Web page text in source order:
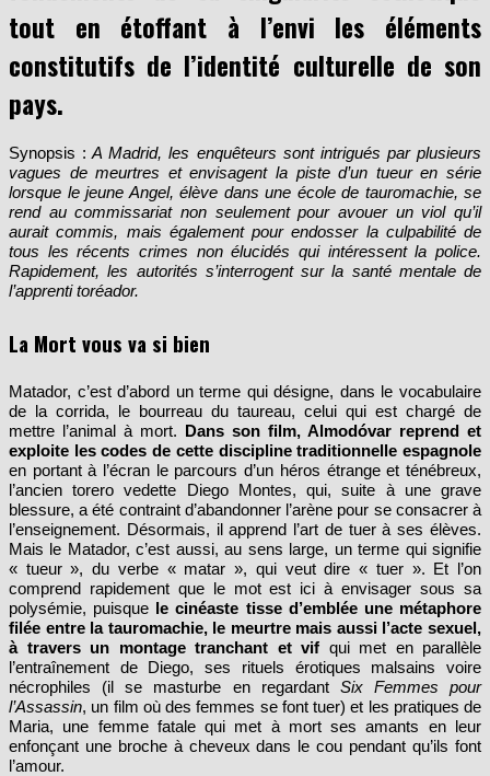
tout en étoffant à l’envi les éléments
constitutifs de l’identité culturelle de son
pays.
Synopsis : A Madrid, les enquêteurs sont intrigués par plusieurs
vagues de meurtres et envisagent la piste d’un tueur en série
lorsque le jeune Angel, élève dans une école de tauromachie, se
rend au commissariat non seulement pour avouer un viol qu’il
aurait commis, mais également pour endosser la culpabilité de
tous les récents crimes non élucidés qui intéressent la police.
Rapidement, les autorités s’interrogent sur la santé mentale de
l’apprenti toréador.
La Mort vous va si bien
Matador, c’est d’abord un terme qui désigne, dans le vocabulaire
de la corrida, le bourreau du taureau, celui qui est chargé de
mettre l’animal à mort. Dans son film, Almodóvar reprend et
exploite les codes de cette discipline traditionnelle espagnole
en portant à l’écran le parcours d’un héros étrange et ténébreux,
l’ancien torero vedette Diego Montes, qui, suite à une grave
blessure, a été contraint d’abandonner l’arène pour se consacrer à
l’enseignement. Désormais, il apprend l’art de tuer à ses élèves.
Mais le Matador, c’est aussi, au sens large, un terme qui signifie
« tueur », du verbe « matar », qui veut dire « tuer ». Et l’on
comprend rapidement que le mot est ici à envisager sous sa
polysémie, puisque le cinéaste tisse d’emblée une métaphore
filée entre la tauromachie, le meurtre mais aussi l’acte sexuel,
à travers un montage tranchant et vif qui met en parallèle
l’entraînement de Diego, ses rituels érotiques malsains voire
nécrophiles (il se masturbe en regardant Six Femmes pour
l’Assassin, un film où des femmes se font tuer) et les pratiques de
Maria, une femme fatale qui met à mort ses amants en leur
enfonçant une broche à cheveux dans le cou pendant qu’ils font
l’amour.